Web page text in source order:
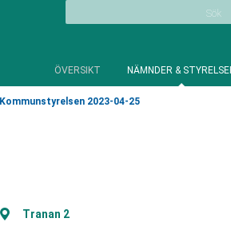
Sök
ÖVERSIKT NÄMNDER &
Kommunstyrelsen 2023-04-25
Tranan 2